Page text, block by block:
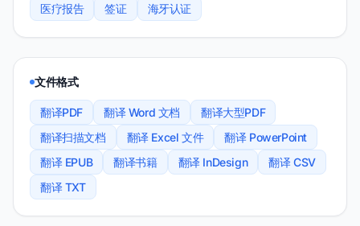
医疗报告
签证 海牙认证
文件格式
翻译PDF 翻译 Word 文档
翻译大型PDF
翻译扫描文档
翻译 Excel 文件
翻译 PowerPoint
翻译 EPUB
翻译书籍 翻译 InDesign
翻译 CSV
翻译 TXT